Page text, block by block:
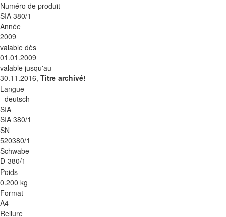
Numéro de produit
SIA 380/1
Année
2009
valable dès
01.01.2009
valable jusqu'au
30.11.2016, Titre archivé!
Langue
- deutsch
SIA
SIA 380/1
SN
520380/1
Schwabe
D-380/1
Poids
0.200 kg
Format
A4
Reliure